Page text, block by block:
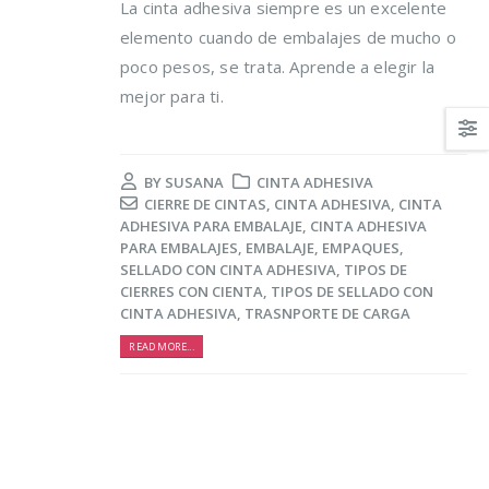
La cinta adhesiva siempre es un excelente
elemento cuando de embalajes de mucho o
poco pesos, se trata. Aprende a elegir la
mejor para ti.
BY SUSANA
CINTA ADHESIVA
CIERRE DE CINTAS, CINTA ADHESIVA, CINTA
ADHESIVA PARA EMBALAJE, CINTA ADHESIVA
PARA EMBALAJES, EMBALAJE, EMPAQUES,
SELLADO CON CINTA ADHESIVA, TIPOS DE
CIERRES CON CIENTA, TIPOS DE SELLADO CON
CINTA ADHESIVA, TRASNPORTE DE CARGA
READ MORE...
Trucos para alargar la
vida de tus prendas
delicadas
5 razones de peso por
las que merece la
pena reciclar
Cómo reducir los
desperdicios
alimentarios y
al mismo tiempo
16 agosto, 2021